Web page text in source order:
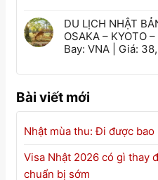
DU LỊCH NHẬT
OSAKA – KYOTO
Bay: VNA | Giá:
Bài viết mới
Nhật mùa thu: Đi được bao
Visa Nhật 2026 có gì thay
chuẩn bị sớm